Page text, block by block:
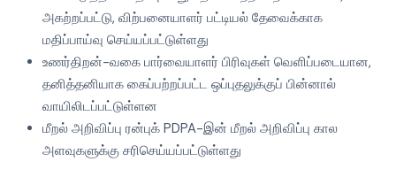
அகற்றப்பட்டு, விற்பனையாளர் பட்டியல் தேவைக்காக
மதிப்பாய்வு செய்யப்பட்டுள்ளது
உணர்திறன்-வகை பார்வையாளர் பிரிவுகள் வெளிப்படையான,
தனித்தனியாக கைப்பற்றப்பட்ட ஒப்புதலுக்குப் பின்னால்
வாயிலிடப்பட்டுள்ளன
மீறல் அறிவிப்பு ரன்புக் PDPA-இன் மீறல் அறிவிப்பு கால
அளவுகளுக்கு சரிசெய்யப்பட்டுள்ளது